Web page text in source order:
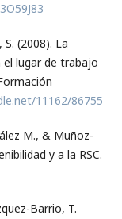
(2008). La
el lugar de trabajo
11162/86755
M., & Muñoz-
y a la RSC.
Barrio, T.